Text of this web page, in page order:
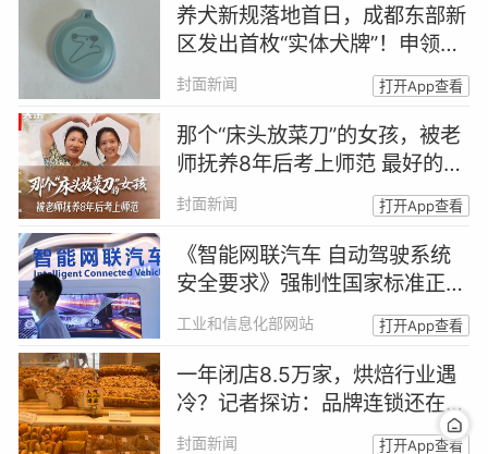
养犬新规落地首日，成都东部新
区发出首枚“实体犬牌”！申领
人：出于安全和规范考虑主动登
记｜封面头条
封面新闻 打开App查看
那个“床头放菜刀”的女孩，被老
师抚养8年后考上师范 最好的报
答，是成为你｜封面头条
封面新闻 打开App查看
《智能网联汽车 自动驾驶系统
安全要求》强制性国家标准正式
发布
工业和信息化部网站 打开App查看
一年闭店8.5万家，烘焙行业遇
冷？记者探访：品牌连锁还在赚
钱，社区小店客流锐减
封面新闻 打开App查看